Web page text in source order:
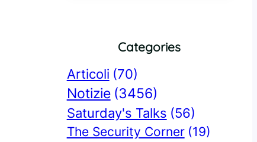
Categories
Articoli (70)
Notizie (3456)
Saturday's Talks (56)
The Security Corner (19)